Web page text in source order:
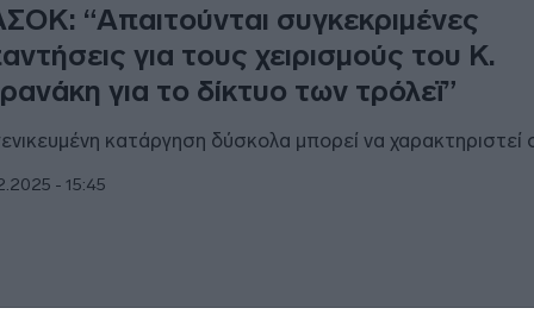
“Απαιτούνται συγκεκριμένες
για τους χειρισμούς του Κ.
για το δίκτυο των τρόλεϊ”
κατάργηση δύσκολα μπορεί να
- 15:45